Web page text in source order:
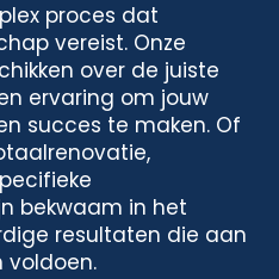
proces dat
vereist. Onze
over de juiste
ervaring om jouw
succes te maken. Of
bekwaam in het
resultaten die aan
voldoen.